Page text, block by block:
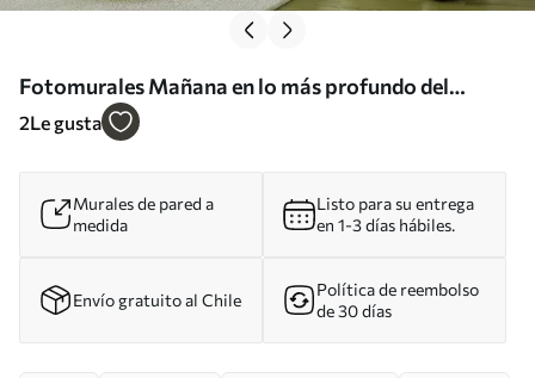
Fotomurales Mañana en lo más profundo del
bosque Nr. u97409
2Le gusta
Murales de pared a
medida
Listo para su entrega
en 1-3 días hábiles.
Envío gratuito al Chile
Política de reembolso
de 30 días